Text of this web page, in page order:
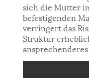
sich die Mutter
befestigenden
verringert das
Struktur